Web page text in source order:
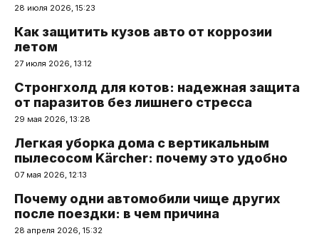
28 июля 2026, 15:23
Как защитить кузов авто от коррозии
летом
27 июля 2026, 13:12
Стронгхолд для котов: надежная защита
от паразитов без лишнего стресса
29 мая 2026, 13:28
Легкая уборка дома с вертикальным
пылесосом Kärcher: почему это удобно
07 мая 2026, 12:13
Почему одни автомобили чище других
после поездки: в чем причина
28 апреля 2026, 15:32